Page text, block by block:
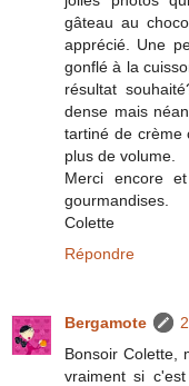
gâteau au
apprécié. Une
gonflé à la
résultat
dense mais
tartiné de crème
plus de volume.
Merci encore
gourmandises.
Colette
Répondre
Bergamote
Bonsoir Colette,
vraiment si